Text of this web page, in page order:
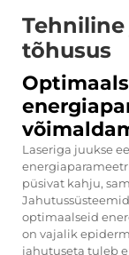
tõhusus
Laseriga juukse
püsivat kahju,
optimaalseid
on vajalik
jahutuseta tuleb